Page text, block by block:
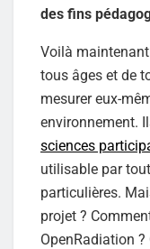
des fins
Voilà
tous âges et de
mesurer eux-
environnement.
sciences
utilisable par
particulières.
projet ?
OpenRadiation